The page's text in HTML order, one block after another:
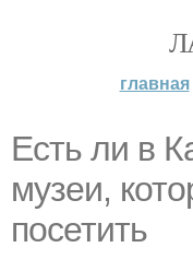
главная
Есть ли в
музеи,
посетить